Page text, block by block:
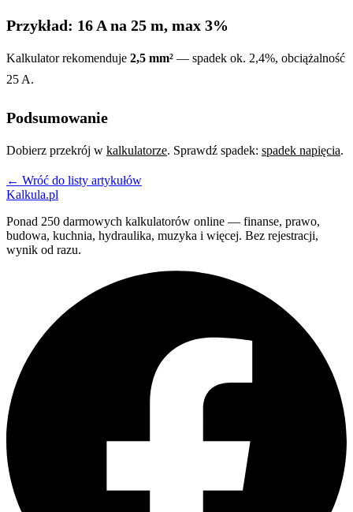
Przykład: 16 A na 25 m, max 3%
Kalkulator rekomenduje 2,5 mm² — spadek ok. 2,4%, obciążalność
25 A.
Podsumowanie
Dobierz przekrój w kalkulatorze. Sprawdź spadek: spadek napięcia.
← Wróć do listy artykułów
Kalkula.pl
Ponad 250 darmowych kalkulatorów online — finanse, prawo,
budowa, kuchnia, hydraulika, muzyka i więcej. Bez rejestracji,
wynik od razu.